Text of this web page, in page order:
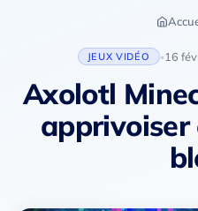
JEUX VIDÉO • 16
Axolotl